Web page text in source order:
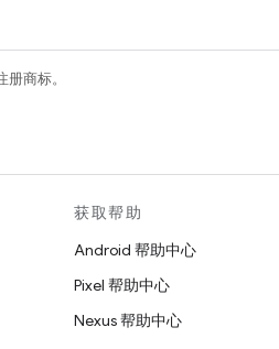
商标。
获取帮助
Android 帮助中心
Pixel 帮助中心
Nexus 帮助中心